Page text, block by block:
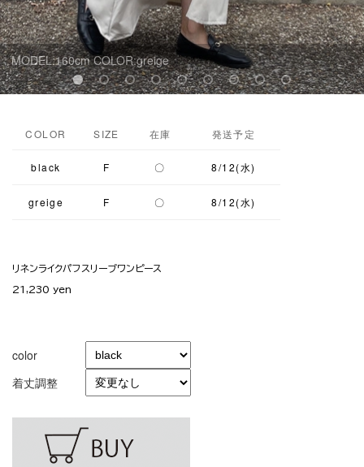
MODEL:160cm COLOR:greige
COLOR SIZE 在庫 発送予定
black F 〇 8/12(水)
greige F 〇 8/12(水)
リネンライクパフスリーブワンピース
21,230 yen
color
着丈調整